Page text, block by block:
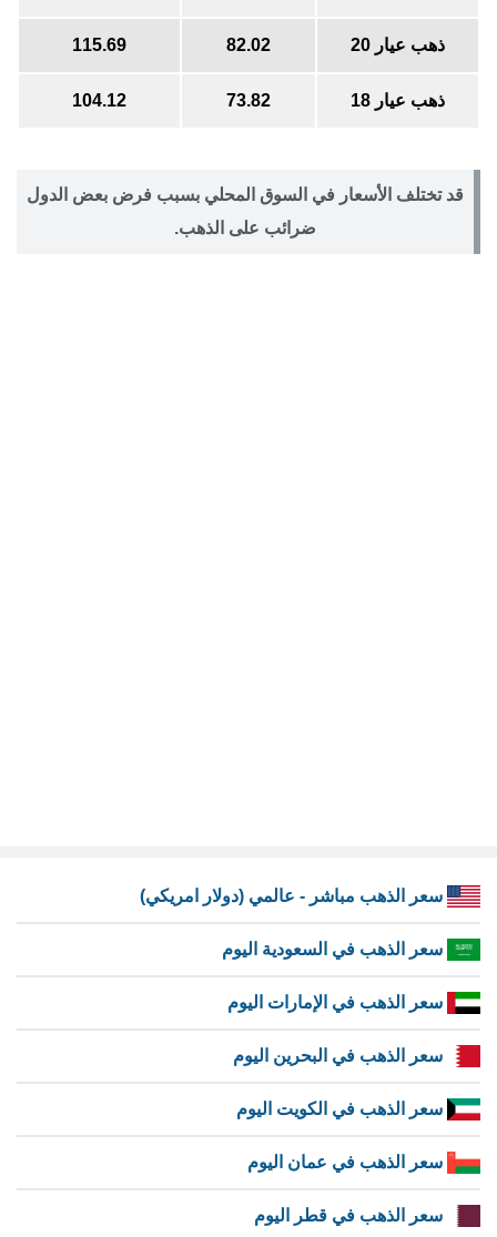
ذهب عيار 20 82.01
115.67
ذهب عيار 18 73.81
104.11
قد تختلف الأسعار في السوق المحلي بسبب فرض بعض الدول
ضرائب على الذهب.
سعر الذهب مباشر - عالمي (دولار امريكي)
سعر الذهب في السعودية اليوم
سعر الذهب في الإمارات اليوم
سعر الذهب في البحرين اليوم
سعر الذهب في الكويت اليوم
سعر الذهب في عمان اليوم
سعر الذهب في قطر اليوم